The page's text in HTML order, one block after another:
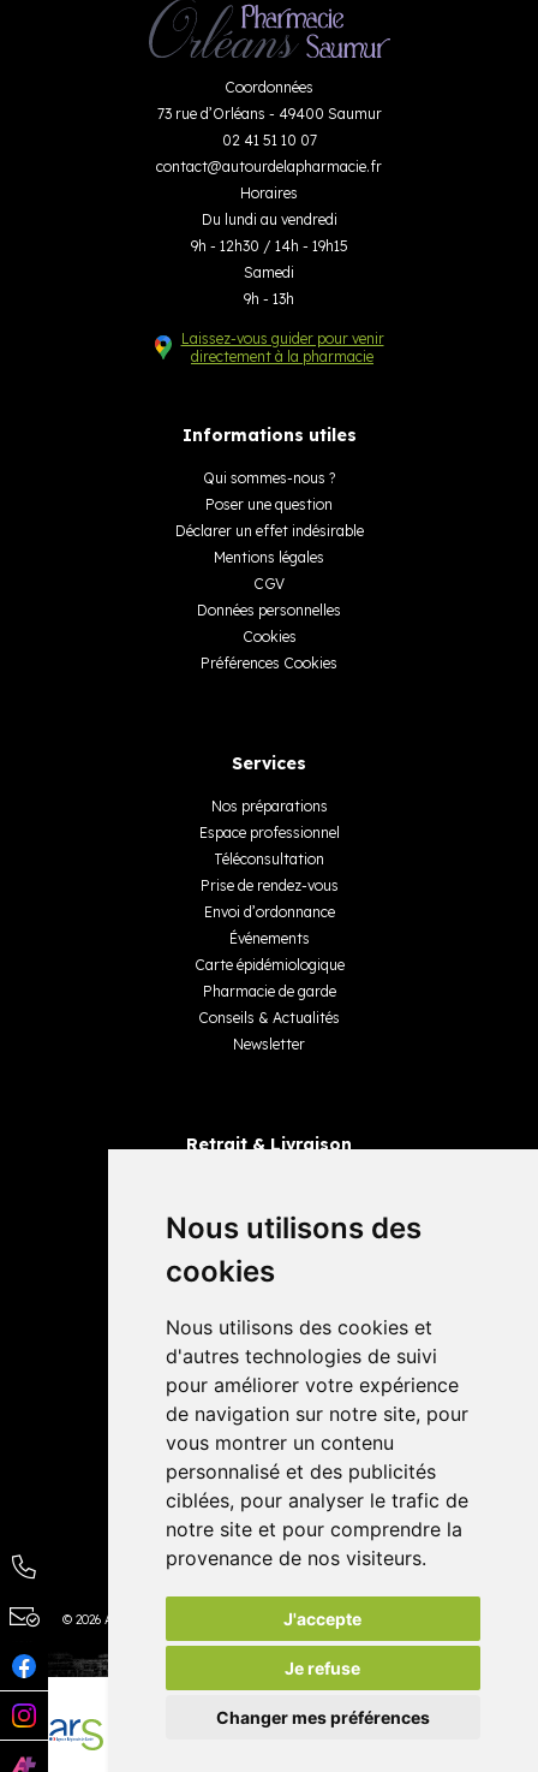
Nous utilisons des
cookies
Nous utilisons des cookies et
d'autres technologies de suivi
pour améliorer votre expérience
de navigation sur notre site, pour
vous montrer un contenu
personnalisé et des publicités
ciblées, pour analyser le trafic de
notre site et pour comprendre la
provenance de nos visiteurs.
J'accepte
Je refuse
Changer mes préférences
Coordonnées
73 rue d’Orléans - 49400 Saumur
02 41 51 10 07
contact@autourdelapharmacie.fr
Horaires
Du lundi au vendredi
9h - 12h30 / 14h - 19h15
Samedi
9h - 13h
Laissez-vous guider pour venir
directement à la pharmacie
Informations utiles
Qui sommes-nous ?
Poser une question
Déclarer un effet indésirable
Mentions légales
CGV
Données personnelles
Cookies
Préférences Cookies
Services
Nos préparations
Espace professionnel
Téléconsultation
Prise de rendez-vous
Envoi d’ordonnance
Événements
Carte épidémiologique
Pharmacie de garde
Conseils & Actualités
Newsletter
Retrait & Livraison
Livraisons
4,4 / 5 65 avis
© 2026 Autour de la Pharmacie Tous droits réservés